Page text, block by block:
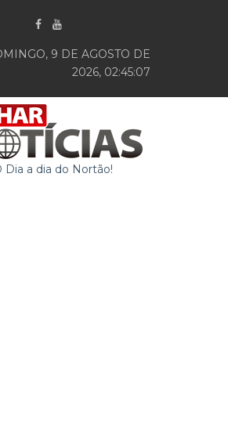
9 DE AGOSTO DE
2026, 02:45:08
Dia a dia do Nortão!